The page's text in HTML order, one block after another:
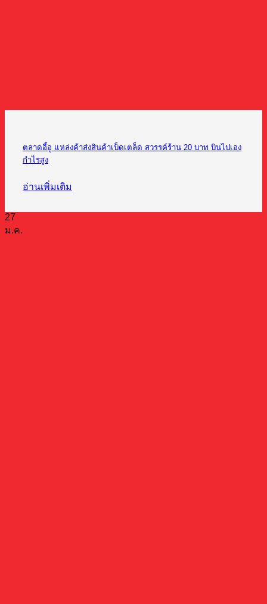
ตลาดอี้อู แหล่งค้าส่งสินค้าเบ็ดเตล็ด สวรรค์ร้าน 20 บาท บินไปเอง
กำไรสูง
อ่านเพิ่มเติม
27
ม.ค.